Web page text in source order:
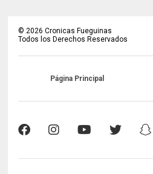
© 2026 Cronicas Fueguinas
Todos los Derechos Reservados
Página Principal